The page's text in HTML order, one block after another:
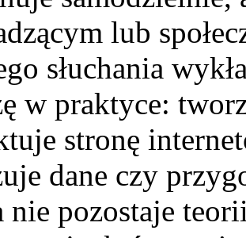
lub
słuchania
w praktyce:
stronę
dane czy
nie pozostaje